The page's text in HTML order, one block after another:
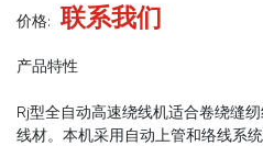
价格: 联系我们
产品特性
Rj型全自动高速绕线机适合卷绕缝
线材。本机采用自动上管和络线系